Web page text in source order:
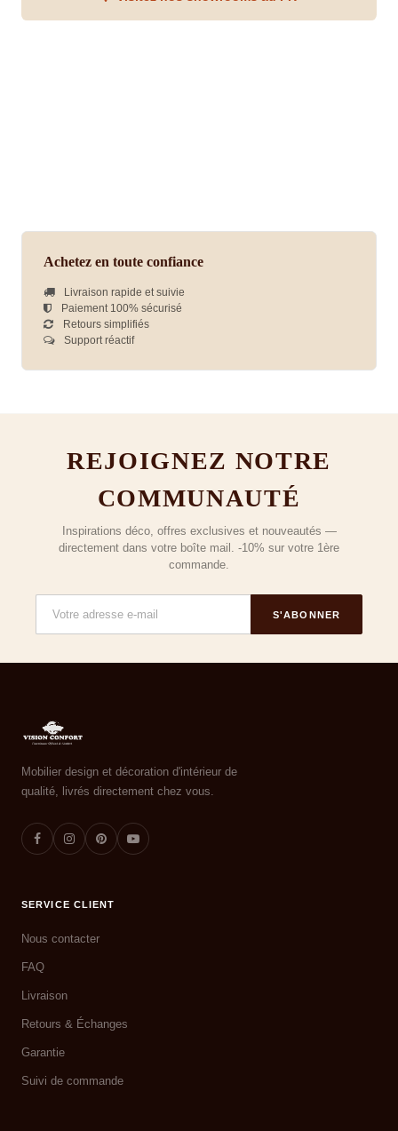
Achetez en toute confiance
Livraison rapide et suivie
Paiement 100% sécurisé
Retours simplifiés
Support réactif
REJOIGNEZ NOTRE
COMMUNAUTÉ
Inspirations déco, offres exclusives et nouveautés —
directement dans votre boîte mail. -10% sur votre 1ère
commande.
S'ABONNER
Mobilier design et décoration d'intérieur de
qualité, livrés directement chez vous.
SERVICE CLIENT
Nous contacter
FAQ
Livraison
Retours & Échanges
Garantie
Suivi de commande